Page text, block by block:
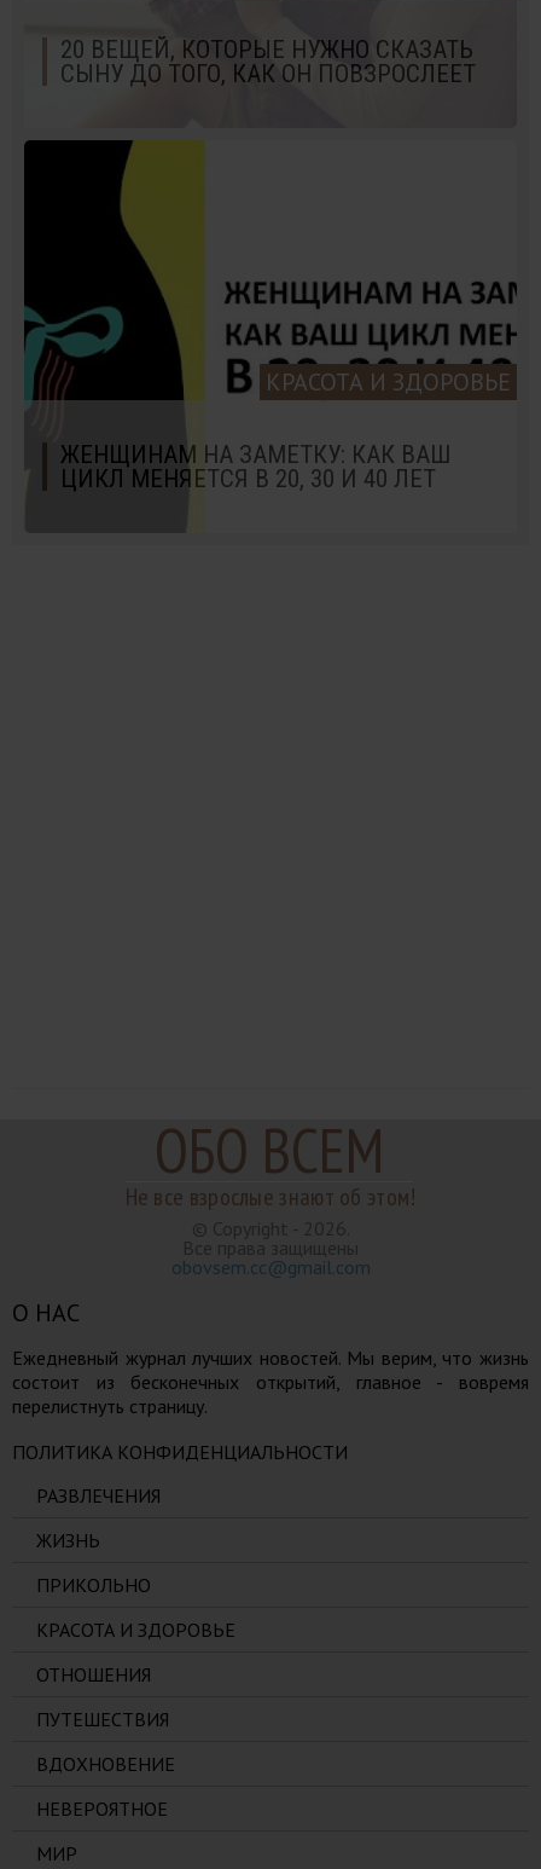
20 ВЕЩЕЙ, КОТОРЫЕ НУЖНО СКАЗАТЬ
СЫНУ ДО ТОГО, КАК ОН ПОВЗРОСЛЕЕТ
КРАСОТА И ЗДОРОВЬЕ
ЖЕНЩИНАМ НА ЗАМЕТКУ: КАК ВАШ
ЦИКЛ МЕНЯЕТСЯ В 20, 30 И 40 ЛЕТ
ОБО ВСЕМ
Не все взрослые знают об этом!
© Copyright - 2026.
Все права защищены
obovsem.cc@gmail.com
О НАС
Ежедневный журнал лучших новостей. Мы верим, что жизнь
состоит из бесконечных открытий, главное - вовремя
перелистнуть страницу.
ПОЛИТИКА КОНФИДЕНЦИАЛЬНОСТИ
РАЗВЛЕЧЕНИЯ
ЖИЗНЬ
ПРИКОЛЬНО
КРАСОТА И ЗДОРОВЬЕ
ОТНОШЕНИЯ
ПУТЕШЕСТВИЯ
ВДОХНОВЕНИЕ
НЕВЕРОЯТНОЕ
МИР